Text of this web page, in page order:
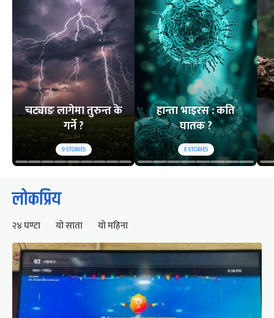
चट्याङ लागेमा तुरुन्त के
गर्ने ?
9STORIES
हान्ता भाइरस : कति
घातक ?
8STORIES
लोकप्रिय
२४ घण्टा यो साता यो महिना